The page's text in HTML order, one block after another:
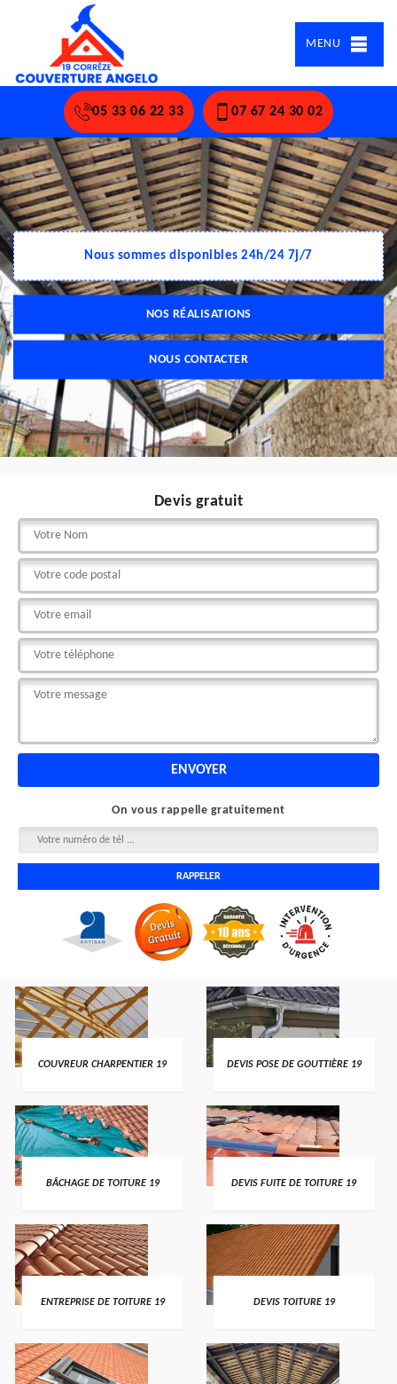
MENU
05 33 06 22 33 07 67 24 30 02
Nous sommes disponibles 24h/24 7j/7
NOS RÉALISATIONS
NOUS CONTACTER
Devis gratuit
On vous rappelle gratuitement
COUVREUR CHARPENTIER 19 DEVIS POSE DE GOUTTIÈRE 19
BÂCHAGE DE TOITURE 19 DEVIS FUITE DE TOITURE 19
ENTREPRISE DE TOITURE 19 DEVIS TOITURE 19